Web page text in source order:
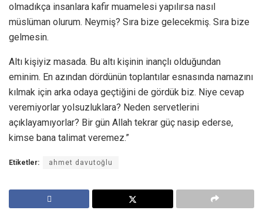
olmadıkça insanlara kafir muamelesi yapılırsa nasıl
müslüman olurum. Neymiş? Sıra bize gelecekmiş. Sıra bize
gelmesin.
Altı kişiyiz masada. Bu altı kişinin inançlı olduğundan
eminim. En azından dördünün toplantılar esnasında namazını
kılmak için arka odaya geçtiğini de gördük biz. Niye cevap
veremiyorlar yolsuzluklara? Neden servetlerini
açıklayamıyorlar? Bir gün Allah tekrar güç nasip ederse,
kimse bana talimat veremez.”
Etiketler: ahmet davutoğlu